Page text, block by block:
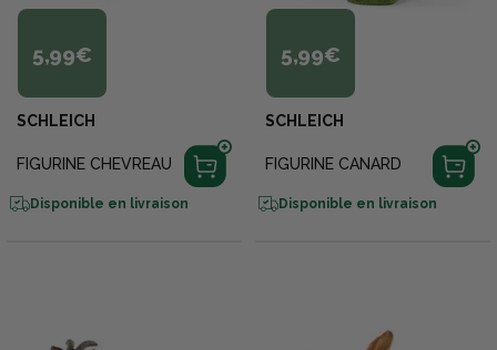
5,99€
SCHLEICH
FIGURINE CHEVREAU
Disponible en livraison
5,99€
SCHLEICH
FIGURINE CANARD
Disponible en livraison